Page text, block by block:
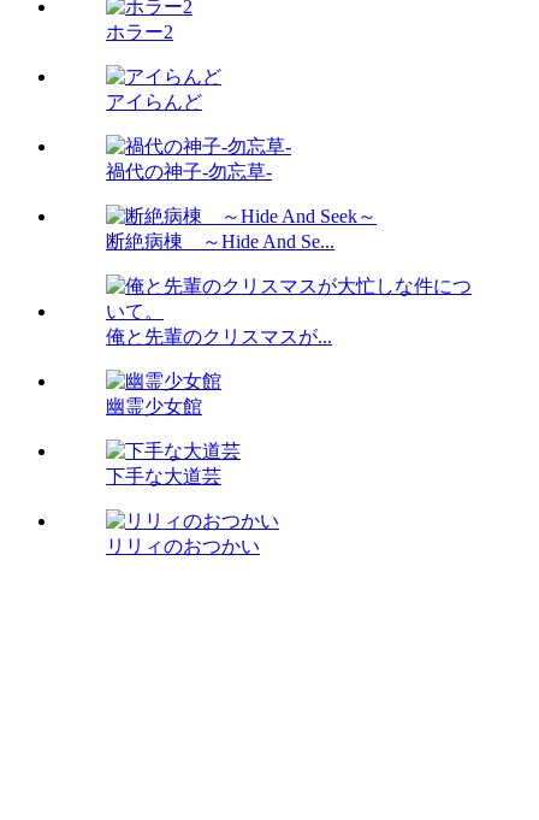
ホラー2
アイらんど
禍代の神子-勿忘草-
断絶病棟 ～Hide And Se...
俺と先輩のクリスマスが...
幽霊少女館
下手な大道芸
リリィのおつかい